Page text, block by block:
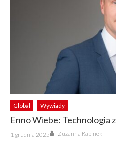
Global Wywiady
Enno Wiebe: Technologia
Posted
on
1 grudnia 2025 Author
Zuzanna Rabinek